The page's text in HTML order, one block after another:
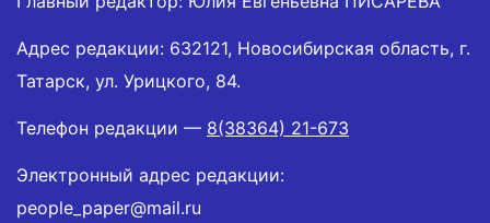
Адрес редакции: 632121, Новосибирская область, г.
Татарск, ул. Урицкого, 84.
Телефон редакции — 8(38364) 21-673
Электронный адрес редакции:
people_paper@mail.ru